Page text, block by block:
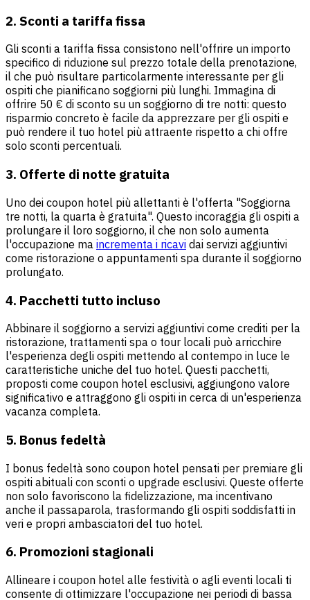
2. Sconti a tariffa fissa
Gli sconti a tariffa fissa consistono nell'offrire un importo
specifico di riduzione sul prezzo totale della prenotazione,
il che può risultare particolarmente interessante per gli
ospiti che pianificano soggiorni più lunghi. Immagina di
offrire 50 € di sconto su un soggiorno di tre notti: questo
risparmio concreto è facile da apprezzare per gli ospiti e
può rendere il tuo hotel più attraente rispetto a chi offre
solo sconti percentuali.
3. Offerte di notte gratuita
Uno dei coupon hotel più allettanti è l'offerta "Soggiorna
tre notti, la quarta è gratuita". Questo incoraggia gli ospiti a
prolungare il loro soggiorno, il che non solo aumenta
l'occupazione ma incrementa i ricavi dai servizi aggiuntivi
come ristorazione o appuntamenti spa durante il soggiorno
prolungato.
4. Pacchetti tutto incluso
Abbinare il soggiorno a servizi aggiuntivi come crediti per la
ristorazione, trattamenti spa o tour locali può arricchire
l'esperienza degli ospiti mettendo al contempo in luce le
caratteristiche uniche del tuo hotel. Questi pacchetti,
proposti come coupon hotel esclusivi, aggiungono valore
significativo e attraggono gli ospiti in cerca di un'esperienza
vacanza completa.
5. Bonus fedeltà
I bonus fedeltà sono coupon hotel pensati per premiare gli
ospiti abituali con sconti o upgrade esclusivi. Queste offerte
non solo favoriscono la fidelizzazione, ma incentivano
anche il passaparola, trasformando gli ospiti soddisfatti in
veri e propri ambasciatori del tuo hotel.
6. Promozioni stagionali
Allineare i coupon hotel alle festività o agli eventi locali ti
consente di ottimizzare l'occupazione nei periodi di bassa